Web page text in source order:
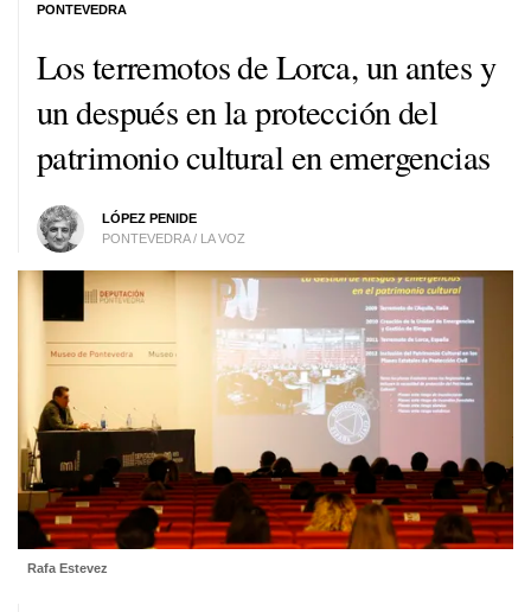
Los terremotos de Lorca, un antes y
un después en la protección del
patrimonio cultural en emergencias
LÓPEZ PENIDE
PONTEVEDRA / LA VOZ
PONTEVEDRA
Rafa Estevez